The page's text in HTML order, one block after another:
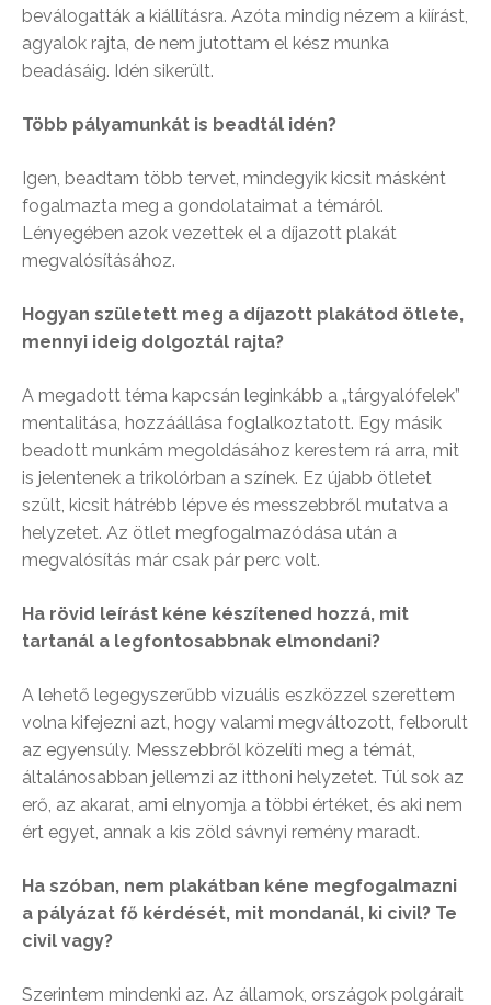
beválogatták a kiállításra. Azóta mindig nézem a kiírást,
agyalok rajta, de nem jutottam el kész munka
beadásáig. Idén sikerült.
Több pályamunkát is beadtál idén?
Igen, beadtam több tervet, mindegyik kicsit másként
fogalmazta meg a gondolataimat a témáról.
Lényegében azok vezettek el a díjazott plakát
megvalósításához.
Hogyan született meg a díjazott plakátod ötlete,
mennyi ideig dolgoztál rajta?
A megadott téma kapcsán leginkább a „tárgyalófelek”
mentalitása, hozzáállása foglalkoztatott. Egy másik
beadott munkám megoldásához kerestem rá arra, mit
is jelentenek a trikolórban a színek. Ez újabb ötletet
szült, kicsit hátrébb lépve és messzebbről mutatva a
helyzetet. Az ötlet megfogalmazódása után a
megvalósítás már csak pár perc volt.
Ha rövid leírást kéne készítened hozzá, mit
tartanál a legfontosabbnak elmondani?
A lehető legegyszerűbb vizuális eszközzel szerettem
volna kifejezni azt, hogy valami megváltozott, felborult
az egyensúly. Messzebbről közelíti meg a témát,
általánosabban jellemzi az itthoni helyzetet. Túl sok az
erő, az akarat, ami elnyomja a többi értéket, és aki nem
ért egyet, annak a kis zöld sávnyi remény maradt.
Ha szóban, nem plakátban kéne megfogalmazni
a pályázat fő kérdését, mit mondanál, ki civil? Te
civil vagy?
Szerintem mindenki az. Az államok, országok polgárait